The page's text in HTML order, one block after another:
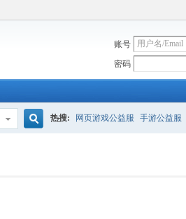
账号
密码
热搜: 网页游戏公益服 手游公益服